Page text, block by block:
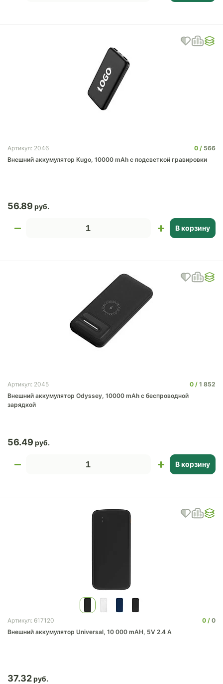
Артикул: 2046 0
566
Внешний аккумулятор Kugo, 10000 mAh с подсветкой гравировки
56.89
В корзину
Артикул: 2045 0
1 852
Внешний аккумулятор Odyssey, 10000 mAh с беспроводной
зарядкой
56.49
В корзину
Артикул: 617120 0
0
Внешний аккумулятор Universal, 10 000 mAH, 5V 2.4 A
37.32